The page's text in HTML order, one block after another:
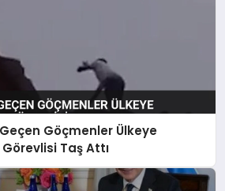
Göçmenler Ülkeye
Taş Attı